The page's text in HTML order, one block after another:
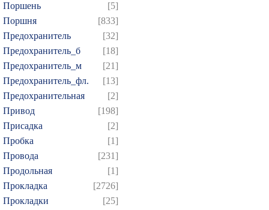
Поршень
[5]
Поршня
[833]
Предохранитель
[32]
Предохранитель_б
[18]
Предохранитель_м
[21]
Предохранитель_фл.
[13]
Предохранительная
[2]
Привод
[198]
Присадка
[2]
Пробка
[1]
Провода
[231]
Продольная
[1]
Прокладка
[2726]
Прокладки
[25]